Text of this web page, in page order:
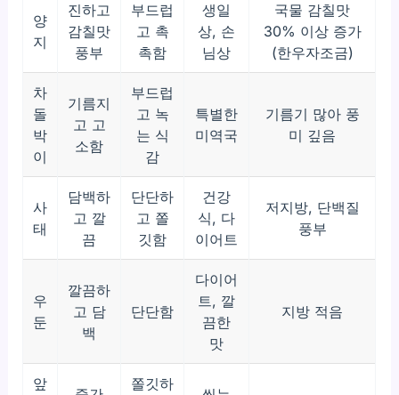
양
지
진하고
감칠맛
풍부
부드럽
고 촉
촉함
생일
상, 손
님상
국물 감칠맛
30% 이상 증가
(한우자조금)
차
돌
박
이
기름지
고 고
소함
부드럽
고 녹
는 식
감
특별한
미역국
기름기 많아 풍
미 깊음
사
태
담백하
고 깔
끔
단단하
고 쫄
깃함
건강
식, 다
이어트
저지방, 단백질
풍부
우
둔
깔끔하
고 담
백
단단함
다이어
트, 깔
끔한
맛
지방 적음
앞 쫄깃하